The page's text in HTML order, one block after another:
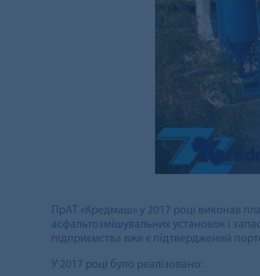
ПрАТ «Кредмаш» у 2017 році виконав
асфальтозмішувальних установок і
підприємства вже є підтверджений
У 2017 році було реалізовано: